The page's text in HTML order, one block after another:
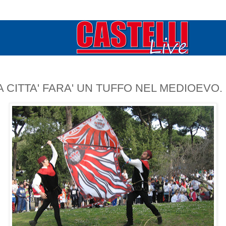
FARA' UN TUFFO NEL